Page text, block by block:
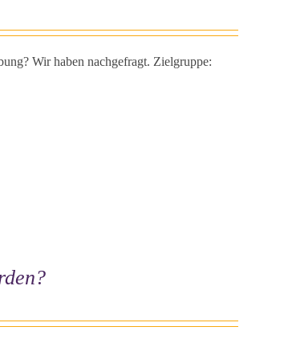
Wir haben nachgefragt. Zielgruppe: